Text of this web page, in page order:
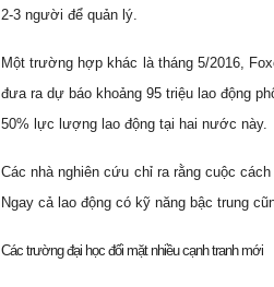
2-3 người để quản lý.
Một trường hợp khác là tháng 5/2016,
đưa ra dự báo khoảng 95 triệu lao động
50% lực lượng lao động tại hai nước này.
Các nhà nghiên cứu chỉ ra rằng cuộc
Ngay cả lao động có kỹ năng bậc trung
Các trường đại học đối mặt nhiều cạnh tranh mới